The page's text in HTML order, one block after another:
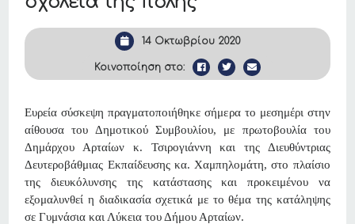
14 Οκτωβρίου 2020
Κοινοποίηση στο:
Ευρεία σύσκεψη πραγματοποιήθηκε σήμερα το μεσημέρι στην
αίθουσα του Δημοτικού Συμβουλίου, με πρωτοβουλία του
Δημάρχου Αρταίων κ. Τσιρογιάννη και της Διευθύντριας
Δευτεροβάθμιας Εκπαίδευσης κα. Χαμπηλομάτη, στο πλαίσιο
της διευκόλυνσης της κατάστασης και προκειμένου να
εξομαλυνθεί η διαδικασία σχετικά με το θέμα της κατάληψης
σε Γυμνάσια και Λύκεια του Δήμου Αρταίων.